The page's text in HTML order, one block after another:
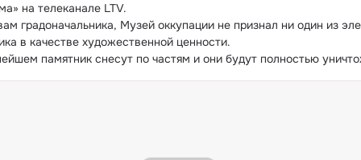
на телеканале LTV.
градоначальника, Музей оккупации не признал ни один из
в качестве художественной ценности.
памятник снесут по частям и они будут полностью